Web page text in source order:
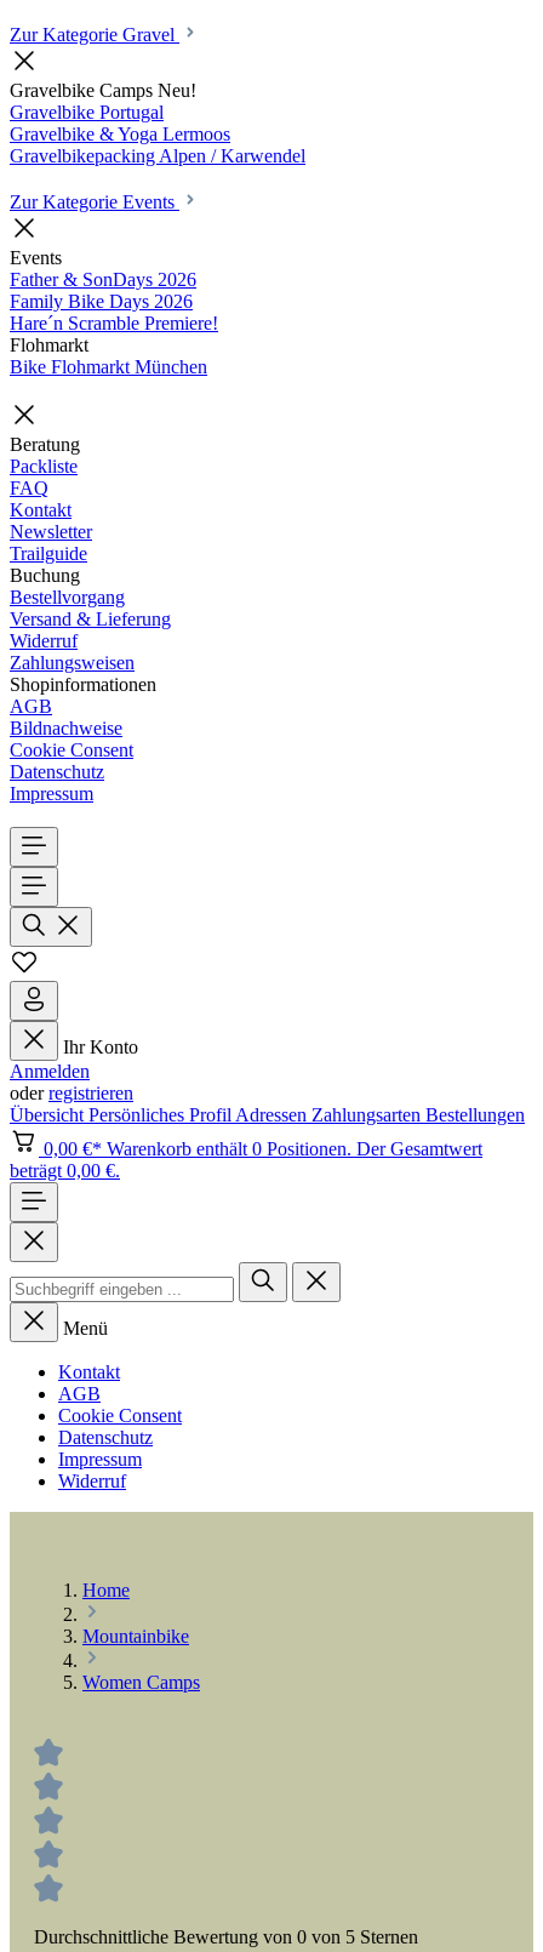
Zur Kategorie Gravel
Gravelbike Camps Neu!
Gravelbike Portugal
Gravelbike & Yoga Lermoos
Gravelbikepacking Alpen / Karwendel
Zur Kategorie Events
Events
Father & SonDays 2026
Family Bike Days 2026
Hare´n Scramble Premiere!
Flohmarkt
Bike Flohmarkt München
Beratung
Packliste
FAQ
Kontakt
Newsletter
Trailguide
Buchung
Bestellvorgang
Versand & Lieferung
Widerruf
Zahlungsweisen
Shopinformationen
AGB
Bildnachweise
Cookie Consent
Datenschutz
Impressum
Ihr Konto
Anmelden
oderregistrieren
Übersicht Persönliches Profil Adressen Zahlungsarten Bestellungen
0,00 €* Warenkorb enthält 0 Positionen. Der Gesamtwert
beträgt 0,00 €.
Menü
Kontakt
AGB
Cookie Consent
Datenschutz
Impressum
Widerruf
Home
Mountainbike
Women Camps
Durchschnittliche Bewertung von 0 von 5 Sternen